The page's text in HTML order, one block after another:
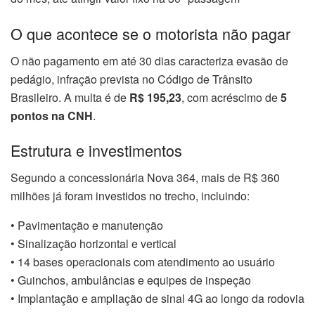
O que acontece se o motorista não pagar
O não pagamento em até 30 dias caracteriza evasão de
pedágio, infração prevista no Código de Trânsito
Brasileiro. A multa é de R$ 195,23, com acréscimo de5
pontos na CNH.
Estrutura e investimentos
Segundo a concessionária Nova 364, mais de R$ 360
milhões já foram investidos no trecho, incluindo:
• Pavimentação e manutenção
• Sinalização horizontal e vertical
• 14 bases operacionais com atendimento ao usuário
• Guinchos, ambulâncias e equipes de inspeção
• Implantação e ampliação de sinal 4G ao longo da rodovia